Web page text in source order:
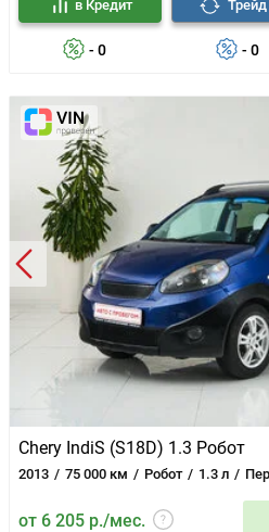
- 0
в Кредит
- 0
Chery IndiS (S18D) 1.3 Робот
2013 75 000 км Робот 1.3 л
от 6 205 р./мес.